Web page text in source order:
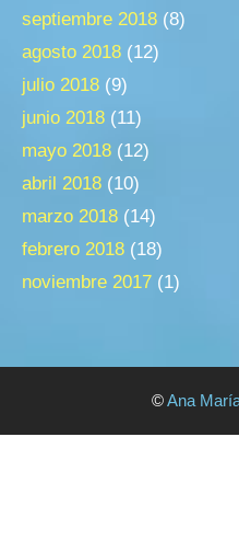
septiembre 2018 (8)
agosto 2018 (12)
julio 2018 (9)
junio 2018 (11)
mayo 2018 (12)
abril 2018 (10)
marzo 2018 (14)
febrero 2018 (18)
noviembre 2017 (1)
©Ana